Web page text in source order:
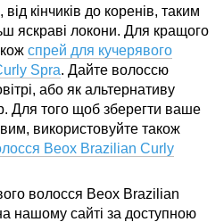
кінчиків до коренів, таким
яскраві локони. Для кращого
спрей для кучерявого
Spra. Дайте волоссю
або як альтернативу
Для того щоб зберегти ваше
використовуйте також
Beox Brazilian Curly
волосся Beox Brazilian
нашому сайті за доступною